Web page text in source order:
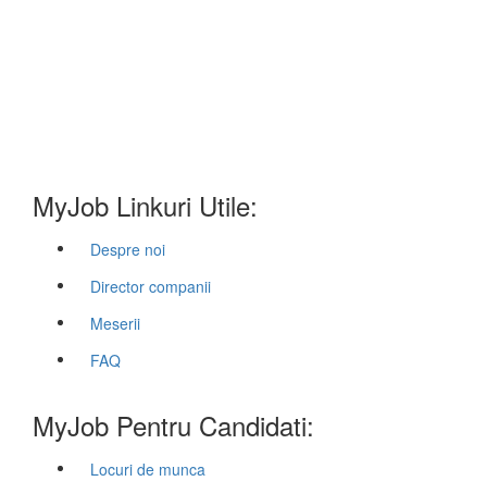
MyJob Linkuri Utile:
Despre noi
Director companii
Meserii
FAQ
MyJob Pentru Candidati:
Locuri de munca